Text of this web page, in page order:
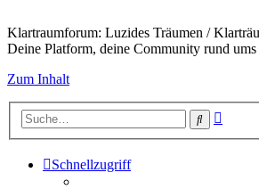
Klartraumforum: Luzides Träumen /
Deine Platform, deine Community rund
Zum Inhalt
Suche
Schnellzugriff